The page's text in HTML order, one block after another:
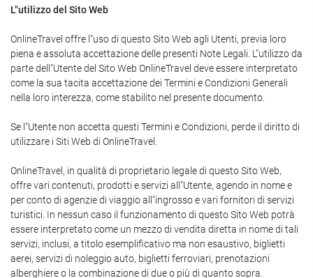
L"utilizzo del Sito Web
OnlineTravel offre l"uso di questo Sito Web agli Utenti, previa loro
piena e assoluta accettazione delle presenti Note Legali. L"utilizzo da
parte dell"Utente del Sito Web OnlineTravel deve essere interpretato
come la sua tacita accettazione dei Termini e Condizioni Generali
nella loro interezza, come stabilito nel presente documento.
Se l"Utente non accetta questi Termini e Condizioni, perde il diritto di
utilizzare i Siti Web di OnlineTravel.
OnlineTravel, in qualità di proprietario legale di questo Sito Web,
offre vari contenuti, prodotti e servizi all"Utente, agendo in nome e
per conto di agenzie di viaggio all"ingrosso e vari fornitori di servizi
turistici. In nessun caso il funzionamento di questo Sito Web potrà
essere interpretato come un mezzo di vendita diretta in nome di tali
servizi, inclusi, a titolo esemplificativo ma non esaustivo, biglietti
aerei, servizi di noleggio auto, biglietti ferroviari, prenotazioni
alberghiere o la combinazione di due o più di quanto sopra.